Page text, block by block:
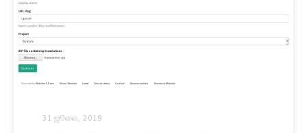
31 ஜூலை, 2019